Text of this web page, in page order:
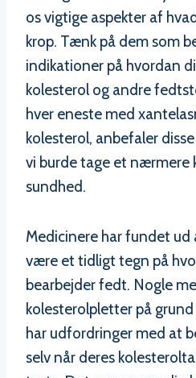
os vigtige aspekter af
krop. Tænk på dem som
indikationer på hvordan
kolesterol og andre
hver eneste med
kolesterol, anbefaler
vi burde tage et nærmere
sundhed.
Medicinere har fundet ud
være et tidligt tegn på
bearbejder fedt. Nogle
kolesterolpletter på
har udfordringer med at
selv når deres